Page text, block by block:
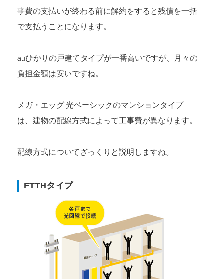
事費の支払いが終わる前に解約をすると残債を一括
で支払うことになります。
auひかりの戸建てタイプが一番高いですが、月々の
負担金額は安いですね。
メガ・エッグ 光ベーシックのマンションタイプ
は、建物の配線方式によって工事費が異なります。
配線方式についてざっくりと説明しますね。
FTTHタイプ